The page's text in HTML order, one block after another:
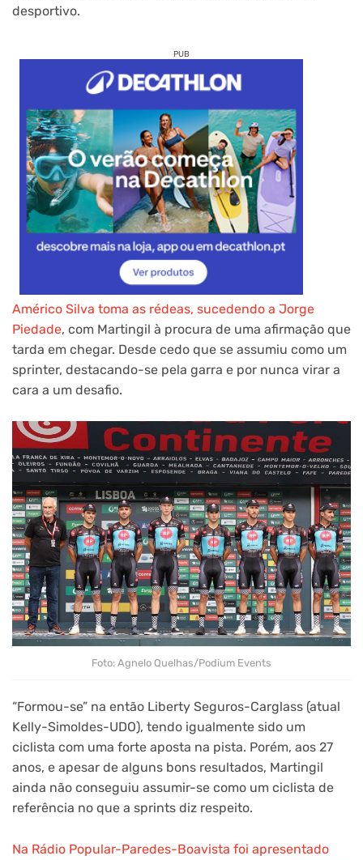
desportivo.
PUB
Américo Silva toma as rédeas, sucedendo a Jorge
Piedade, com Martingil à procura de uma afirmação que
tarda em chegar. Desde cedo que se assumiu como um
sprinter, destacando-se pela garra e por nunca virar a
cara a um desafio.
Foto: Agnelo Quelhas/Podium Events
“Formou-se” na então Liberty Seguros-Carglass (atual
Kelly-Simoldes-UDO), tendo igualmente sido um
ciclista com uma forte aposta na pista. Porém, aos 27
anos, e apesar de alguns bons resultados, Martingil
ainda não conseguiu assumir-se como um ciclista de
referência no que a sprints diz respeito.
Na Rádio Popular-Paredes-Boavista foi apresentado